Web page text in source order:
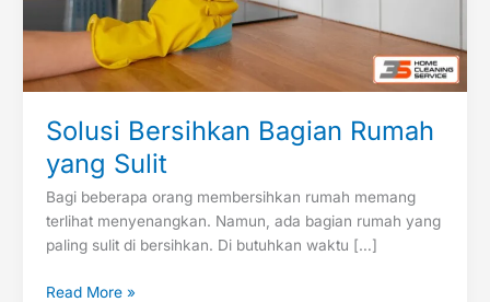
Solusi Bersihkan Bagian Rumah
yang Sulit
Bagi beberapa orang membersihkan rumah memang
terlihat menyenangkan. Namun, ada bagian rumah yang
paling sulit di bersihkan. Di butuhkan waktu […]
Read More »